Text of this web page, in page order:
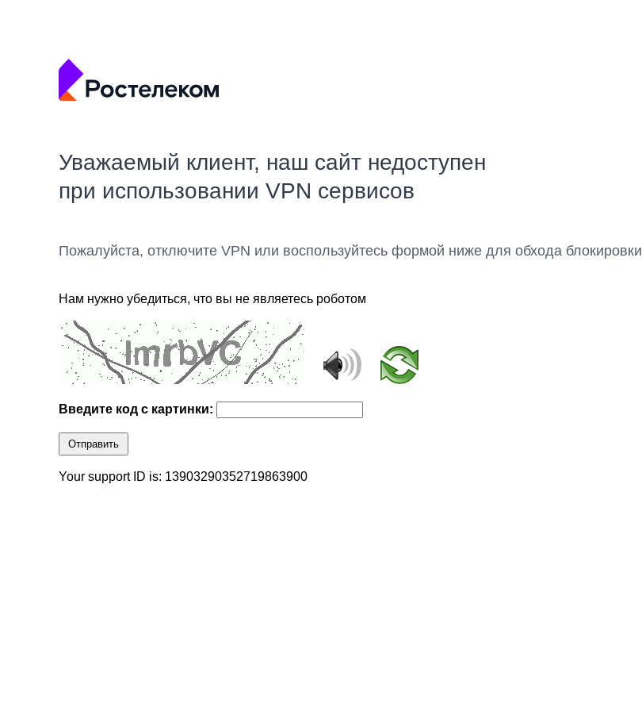
Уважаемый клиент, наш сайт недоступен
при использовании VPN сервисов
Пожалуйста, отключите VPN или воспользуйтесь формой ниже для обхода блокировки
Нам нужно убедиться, что вы не являетесь роботом
Введите код с картинки:
Отправить
Your support ID is: 13903290352719863900